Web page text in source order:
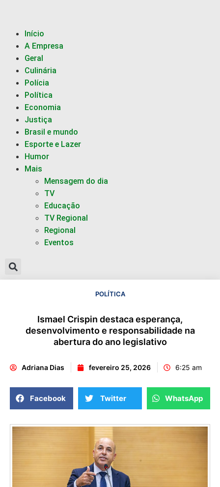
Início
A Empresa
Geral
Culinária
Polícia
Política
Economia
Justiça
Brasil e mundo
Esporte e Lazer
Humor
Mais
Mensagem do dia
TV
Educação
TV Regional
Regional
Eventos
POLÍTICA
Ismael Crispin destaca esperança,
desenvolvimento e responsabilidade na
abertura do ano legislativo
Adriana Dias fevereiro 25, 2026 6:25 am
Facebook Twitter WhatsApp